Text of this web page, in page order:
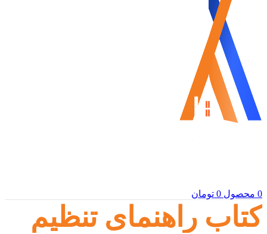
0 محصول 0 تومان
کتاب راهنمای تنظیم